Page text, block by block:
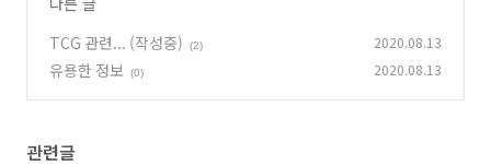
TCG 관련... (작성중)
(2) 2020.08.13
유용한 정보 (0) 2020.08.13
관련글